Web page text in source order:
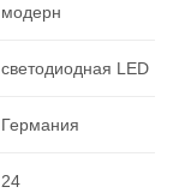
модерн
светодиодная LED
Германия
24